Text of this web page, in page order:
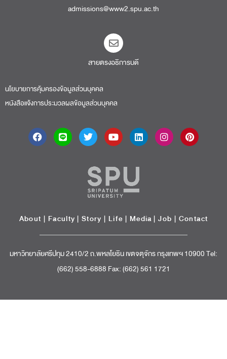
admissions@www2.spu.ac.th
สายตรงอธิการบดี​
นโยบายการคุ้มครองข้อมูลส่วนบุคคล
หนังสือแจ้งการประมวลผลข้อมูลส่วนบุคคล
About | Faculty | Story | Life | Media |Job | Contact
มหาวิทยาลัยศรีปทุม 2410/2 ถ.พหลโยธิน เขตจตุจักร กรุงเทพฯ 10900 Tel:
(662) 558-6888 Fax: (662) 561 1721